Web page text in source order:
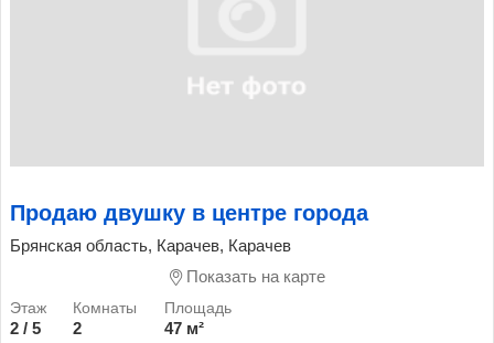
Продаю двушку в центре города
Брянская область, Карачев, Карачев
Показать на карте
2 / 5 2
47 м²